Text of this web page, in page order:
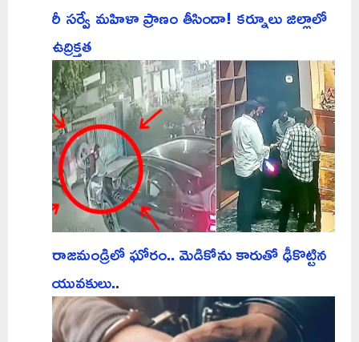
రీ సర్వే మహిళా ప్రాణం తీసిందా! కర్నూలు జిల్లాలో
ఉద్రిక్తత
రాజమండ్రిలో ఘోరం.. మెడికోను కారుతో ఢీకొట్టిన
యువకులు..